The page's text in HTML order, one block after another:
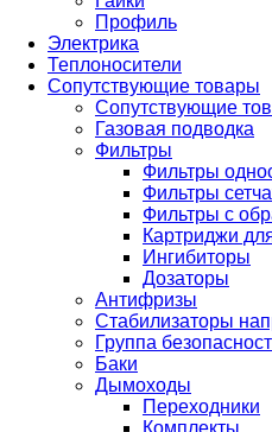
Профиль
Электрика
Теплоносители
Сопутствующие товары
Сопутствующие
Газовая подводка
Фильтры
Фильтры
Фильтры
Фильтры с
Картриджи
Ингибиторы
Дозаторы
Антифризы
Стабилизаторы
Группа
Баки
Дымоходы
Переходники